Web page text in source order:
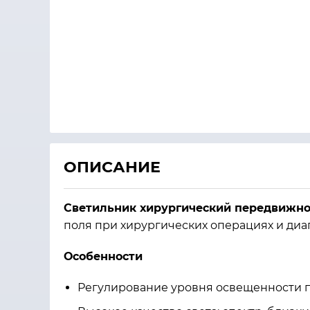
ОПИСАНИЕ
Светильник хирургический
поля при хирургических операциях и
Особенности
Регулирование уровня